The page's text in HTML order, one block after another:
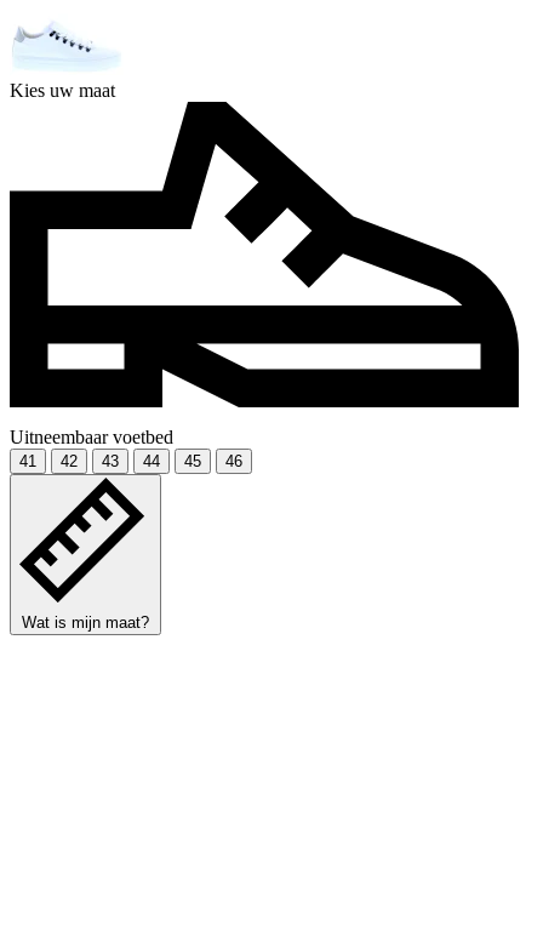
Kies uw maat
Uitneembaar voetbed
41 42 43 44 45 46
Wat is mijn maat?